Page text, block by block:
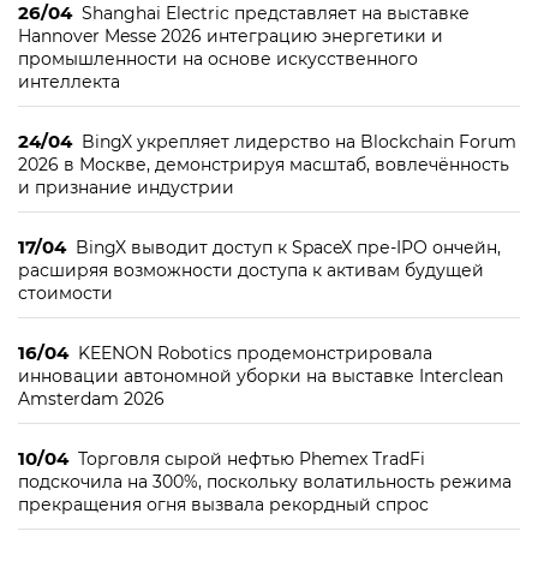
26/04 Shanghai Electric представляет на выставке
Hannover Messe 2026 интеграцию энергетики и
промышленности на основе искусственного
интеллекта
24/04 BingX укрепляет лидерство на Blockchain Forum
2026 в Москве, демонстрируя масштаб, вовлечённость
и признание индустрии
17/04 BingX выводит доступ к SpaceX пре-IPO ончейн,
расширяя возможности доступа к активам будущей
стоимости
16/04 KEENON Robotics продемонстрировала
инновации автономной уборки на выставке Interclean
Amsterdam 2026
10/04 Торговля сырой нефтью Phemex TradFi
подскочила на 300%, поскольку волатильность режима
прекращения огня вызвала рекордный спрос